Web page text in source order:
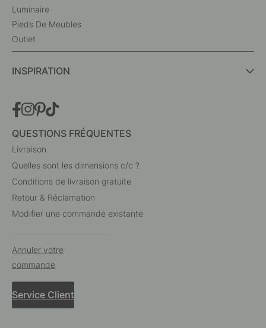
Luminaire
Pieds De Meubles
Outlet
INSPIRATION
QUESTIONS FRÉQUENTES
Livraison
Quelles sont les dimensions c/c ?
Conditions de livraison gratuite
Retour & Réclamation
Modifier une commande existante
Annuler votre
commande
Service Client